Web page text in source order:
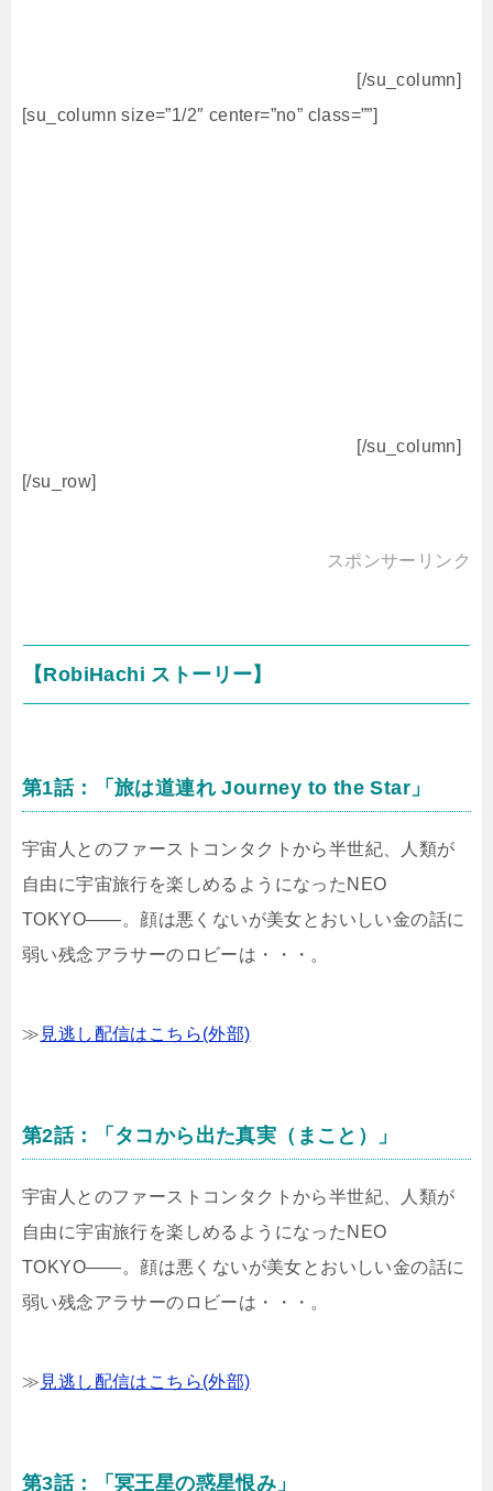
[/su_column]
[su_column size=”1/2″ center=”no” class=””]
[/su_column]
[/su_row]
スポンサーリンク
【RobiHachi ストーリー】
第1話：「旅は道連れ Journey to the Star」
宇宙人とのファーストコンタクトから半世紀、人類が
自由に宇宙旅行を楽しめるようになったNEO
TOKYO――。顔は悪くないが美女とおいしい金の話に
弱い残念アラサーのロビーは・・・。
≫ 見逃し配信はこちら(外部)
第2話：「タコから出た真実（まこと）」
宇宙人とのファーストコンタクトから半世紀、人類が
自由に宇宙旅行を楽しめるようになったNEO
TOKYO――。顔は悪くないが美女とおいしい金の話に
弱い残念アラサーのロビーは・・・。
≫ 見逃し配信はこちら(外部)
第3話：「冥王星の惑星恨み」